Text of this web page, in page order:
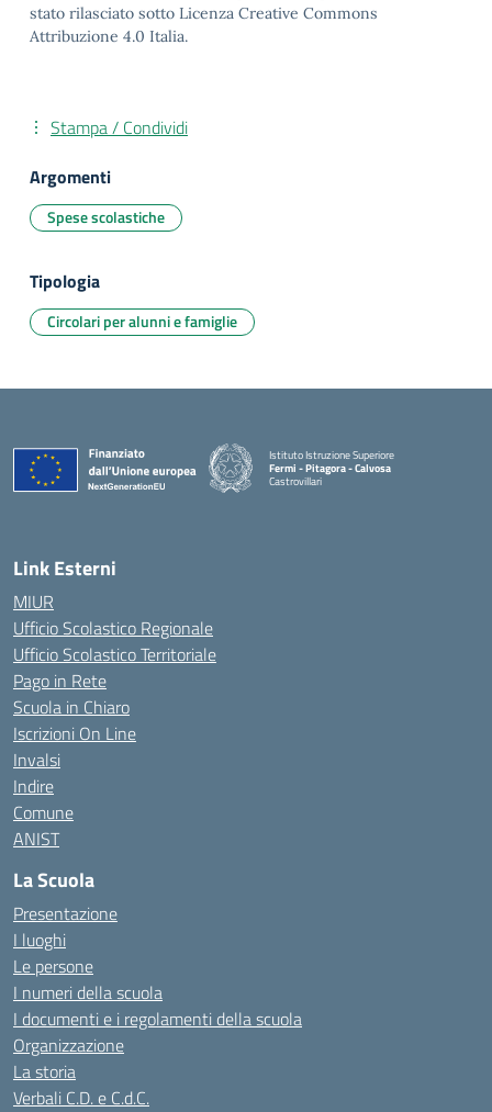
stato rilasciato sotto Licenza Creative Commons
Attribuzione 4.0 Italia.
Stampa / Condividi
Argomenti
Spese scolastiche
Tipologia
Circolari per alunni e famiglie
Istituto Istruzione Superiore
Fermi - Pitagora - Calvosa
Castrovillari
Link Esterni
MIUR
Ufficio Scolastico Regionale
Ufficio Scolastico Territoriale
Pago in Rete
Scuola in Chiaro
Iscrizioni On Line
Invalsi
Indire
Comune
ANIST
La Scuola
Presentazione
I luoghi
Le persone
I numeri della scuola
I documenti e i regolamenti della scuola
Organizzazione
La storia
Verbali C.D. e C.d.C.